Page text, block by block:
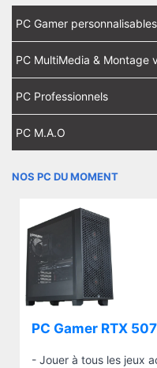
PC Gamer personnalisables
PC MultiMedia & Montage
PC Professionnels
PC M.A.O
NOS PC DU MOMENT
PC Gamer RTX
- Jouer à tous les jeux